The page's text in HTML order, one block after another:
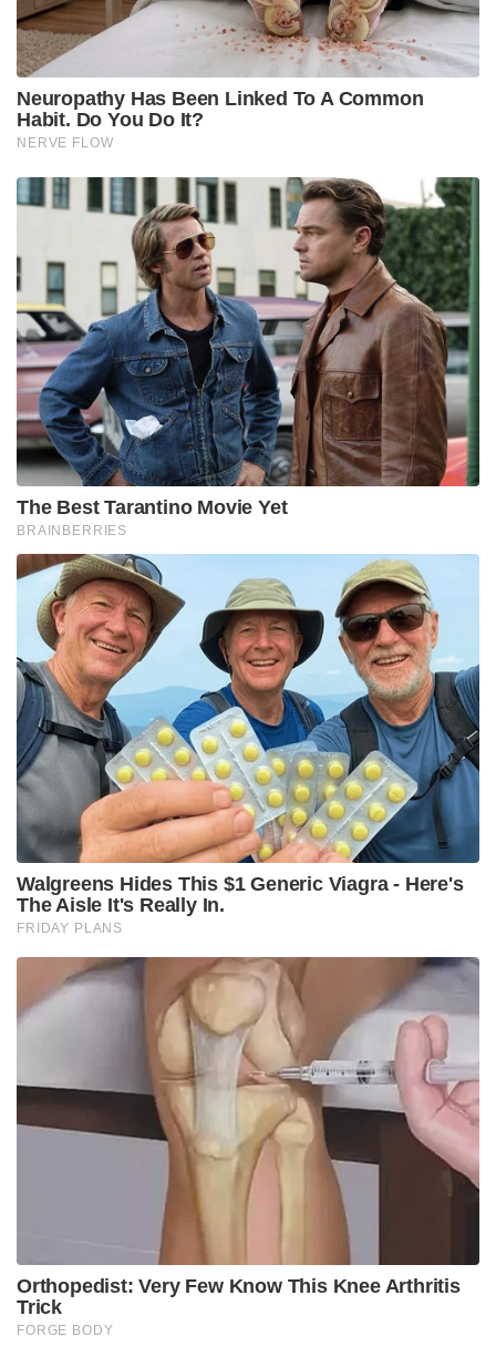
ഓടകളിലേക്കോ കനാലുകളിലേക്കോ ഒഴുക്കിവിടാൻ
പാടില്ല. അവശിഷ്ടങ്ങൾ തുറസ്സായ സ്ഥലങ്ങളിൽ
തള്ളരുത്. നിർദ്ദിഷ്ട സുരക്ഷാ മാനദണ്ഡങ്ങൾ
പാലിച്ചുമാത്രമേ ഇവ സംസ്കരിക്കാവൂ, എന്നീ
നിർദ്ദേശങ്ങളും സർക്കാർ നൽകിയിട്ടുണ്ട്. മൃഗങ്ങളെ
കശാപ്പുശാലകൾ പ്രവർത്തിപ്പിക്കുകയോ, സർക്കാർ
നിയമങ്ങൾ ലംഘിക്കുകയോ ചെയ്യുന്നതായി
ശ്രദ്ധയിൽപ്പെട്ടാൽ ഉടൻ തന്നെ ക്രിമിനൽ കേസ്
രജിസ്റ്റർ ചെയ്ത് പ്രതികളെ അറസ്റ്റ് ചെയ്യാൻ പോലീസ്
ഭരണകൂടത്തിന് മന്ത്രി കപിൽ മിശ്ര നിർദ്ദേശം നൽകി.
Tags: animal sacrifice for bakrid delhi Animal Sacrifice